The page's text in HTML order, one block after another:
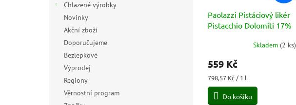
Chlazené výrobky
Novinky
Akční zboží
Doporučujeme
Bezlepkové
Výprodej
Regiony
Věrnostní program
Paolazzi Pistáciový likér
Pistacchio Dolomiti 17%
produktu
5,0
5
Skladem (2 ks)
559 Kč
Měrná
cena:
798,57 Kč / 1 l
Do košíku